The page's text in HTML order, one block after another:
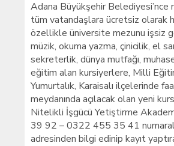
Adana Büyükşehir
tüm vatandaşlara ücretsiz olarak
özellikle üniversite mezunu işsiz
müzik, okuma yazma, çinicilik, el
sekreterlik, dünya mutfağı,
eğitim alan kursiyerlere, Milli
Yumurtalık, Karaisalı ilçelerinde
meydanında açılacak olan yeni
Nitelikli İşgücü Yetiştirme
39 92 – 0322 455 35 41
adresinden bilgi edinip kayıt